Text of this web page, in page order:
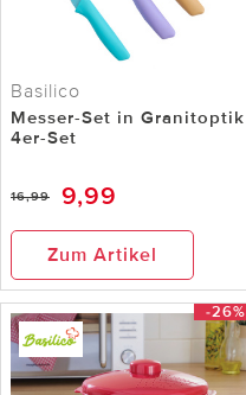
Basilico
Messer-Set in Granitoptik
4er-Set
16,99 9,99
Zum Artikel
-26%